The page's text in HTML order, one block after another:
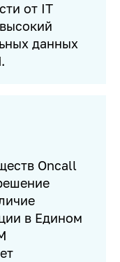
от IT
данных
Oncall
в Едином